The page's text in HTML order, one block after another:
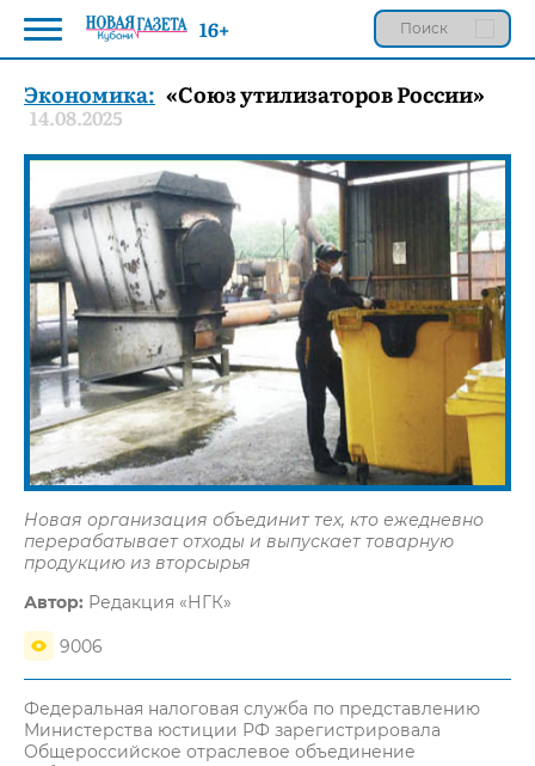
Экономика: «Союз утилизаторов России»
14.08.2025
Новая организация объединит тех, кто ежедневно
перерабатывает отходы и выпускает товарную
продукцию из вторсырья
Автор: Редакция «НГК»
9006
Федеральная налоговая служба по представлению
Министерства юстиции РФ зарегистрировала
Общероссийское отраслевое объединение
16+